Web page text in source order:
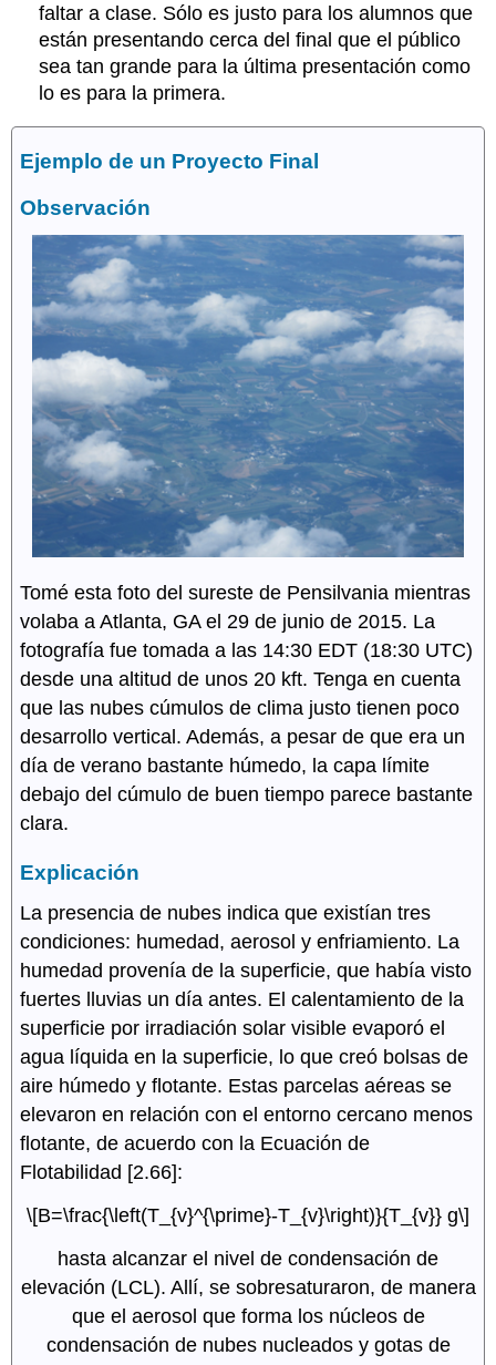
faltar a clase. Sólo es justo para los alumnos que
están presentando cerca del final que el público
sea tan grande para la última presentación como
lo es para la primera.
Ejemplo de un Proyecto Final
Observación
Tomé esta foto del sureste de Pensilvania mientras
volaba a Atlanta, GA el 29 de junio de 2015. La
fotografía fue tomada a las 14:30 EDT (18:30 UTC)
desde una altitud de unos 20 kft. Tenga en cuenta
que las nubes cúmulos de clima justo tienen poco
desarrollo vertical. Además, a pesar de que era un
día de verano bastante húmedo, la capa límite
debajo del cúmulo de buen tiempo parece bastante
clara.
Explicación
La presencia de nubes indica que existían tres
condiciones: humedad, aerosol y enfriamiento. La
humedad provenía de la superficie, que había visto
fuertes lluvias un día antes. El calentamiento de la
superficie por irradiación solar visible evaporó el
agua líquida en la superficie, lo que creó bolsas de
aire húmedo y flotante. Estas parcelas aéreas se
elevaron en relación con el entorno cercano menos
flotante, de acuerdo con la Ecuación de
Flotabilidad [2.66]:
\[B=\frac{\left(T_{v}^{\prime}-T_{v}\right)}{T_{v}} g\]
hasta alcanzar el nivel de condensación de
elevación (LCL). Allí, se sobresaturaron, de manera
que el aerosol que forma los núcleos de
condensación de nubes nucleados y gotas de